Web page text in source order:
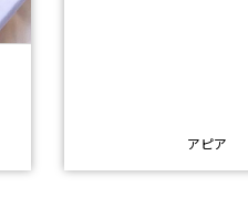
アピア